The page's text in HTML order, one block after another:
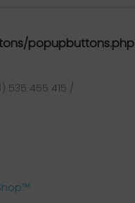
popupbuttons.php
535 455 415 /